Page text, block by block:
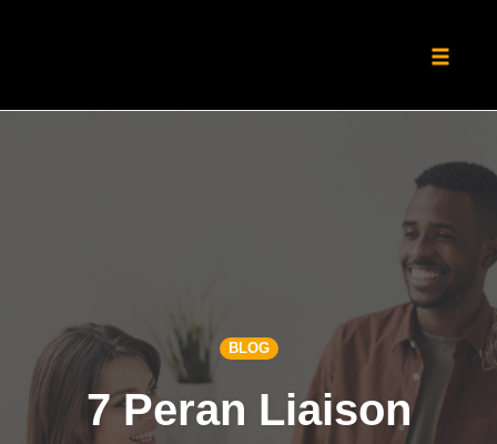
BLOG
7 Peran Liaison